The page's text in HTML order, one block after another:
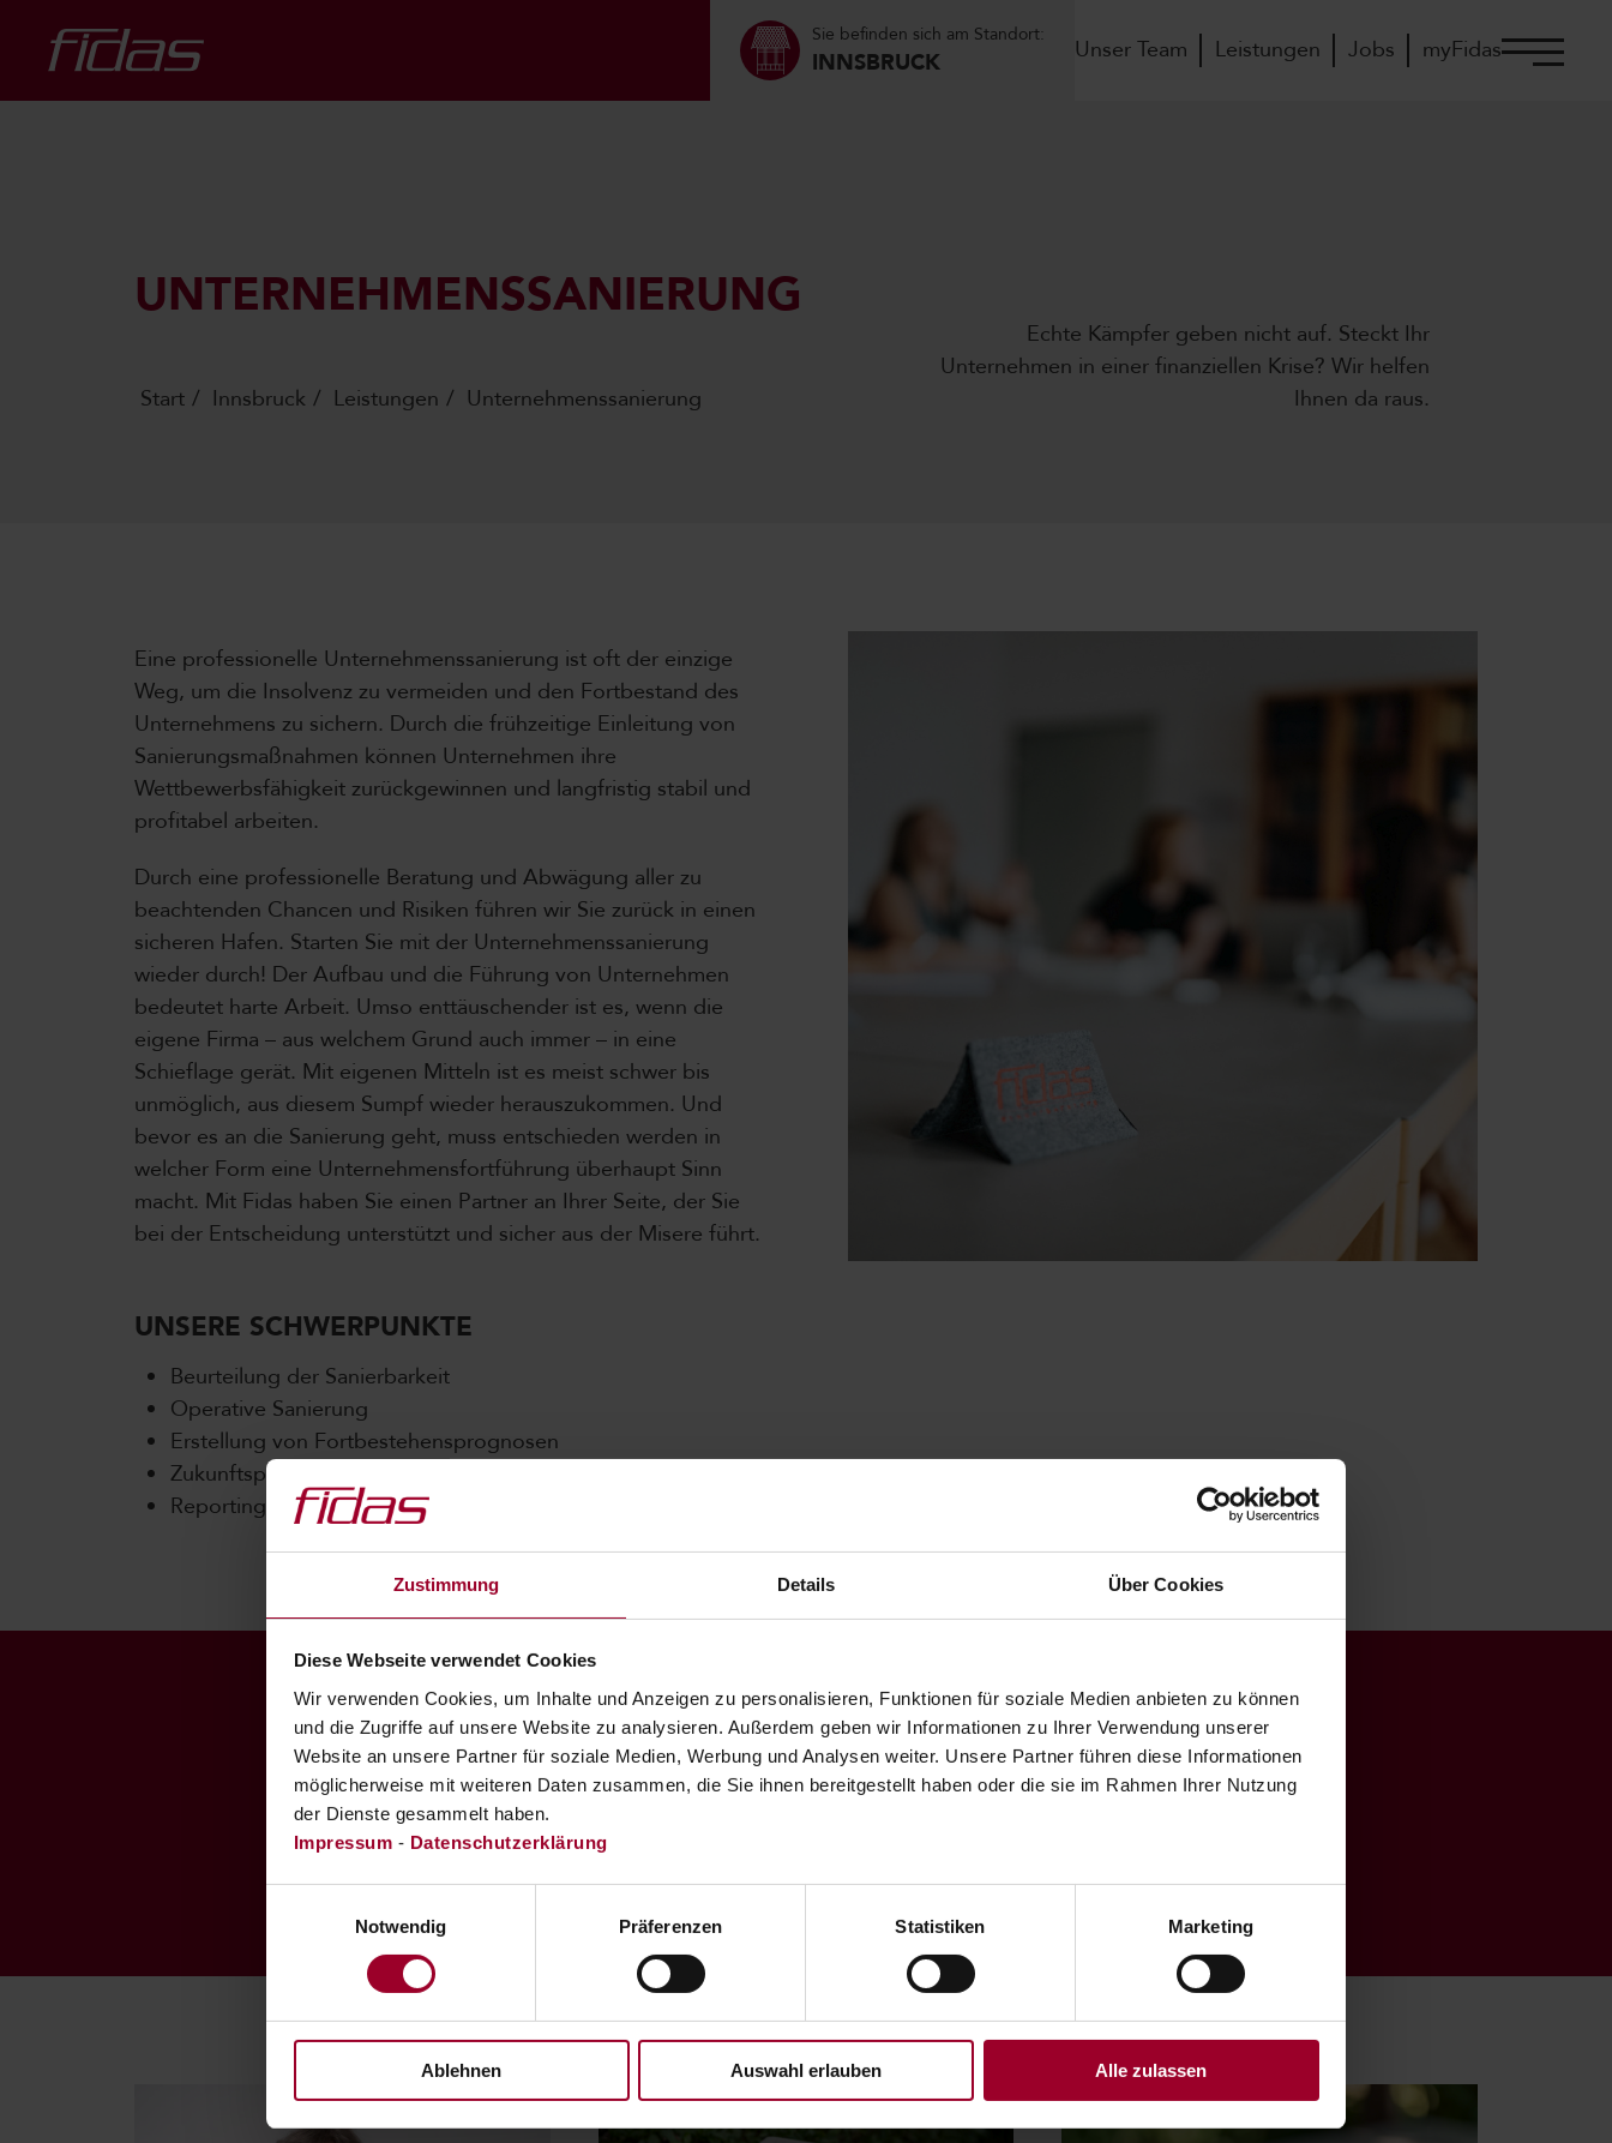
Zustimmung Details Über Cookies
Diese Webseite verwendet Cookies
Wir verwenden Cookies, um Inhalte und Anzeigen zu personalisieren, Funktionen für soziale Medien anbieten zu können
und die Zugriffe auf unsere Website zu analysieren. Außerdem geben wir Informationen zu Ihrer Verwendung unserer
Website an unsere Partner für soziale Medien, Werbung und Analysen weiter. Unsere Partner führen diese Informationen
möglicherweise mit weiteren Daten zusammen, die Sie ihnen bereitgestellt haben oder die sie im Rahmen Ihrer Nutzung
der Dienste gesammelt haben.
Impressum - Datenschutzerklärung
Notwendig
Präferenzen Statistiken Marketing
Ablehnen Auswahl erlauben Alle zulassen
Sie befinden sich am Standort:
INNSBRUCK Unser Team Leistungen Jobs myFidas
UNTERNEHMENSSANIERUNG
Start Innsbruck Leistungen Unternehmenssanierung
Echte Kämpfer geben nicht auf. Steckt Ihr
Unternehmen in einer finanziellen Krise? Wir helfen
Ihnen da raus.
Eine professionelle Unternehmenssanierung ist oft der einzige
Weg, um die Insolvenz zu vermeiden und den Fortbestand des
Unternehmens zu sichern. Durch die frühzeitige Einleitung von
Sanierungsmaßnahmen können Unternehmen ihre
Wettbewerbsfähigkeit zurückgewinnen und langfristig stabil und
profitabel arbeiten.
Durch eine professionelle Beratung und Abwägung aller zu
beachtenden Chancen und Risiken führen wir Sie zurück in einen
sicheren Hafen. Starten Sie mit der Unternehmenssanierung
wieder durch! Der Aufbau und die Führung von Unternehmen
bedeutet harte Arbeit. Umso enttäuschender ist es, wenn die
eigene Firma – aus welchem Grund auch immer – in eine
Schieflage gerät. Mit eigenen Mitteln ist es meist schwer bis
unmöglich, aus diesem Sumpf wieder herauszukommen. Und
bevor es an die Sanierung geht, muss entschieden werden in
welcher Form eine Unternehmensfortführung überhaupt Sinn
macht. Mit Fidas haben Sie einen Partner an Ihrer Seite, der Sie
bei der Entscheidung unterstützt und sicher aus der Misere führt.
UNSERE SCHWERPUNKTE
Beurteilung der Sanierbarkeit
Operative Sanierung
Erstellung von Fortbestehensprognosen
Zukunftsprognosen und Planungsrechnungen
Reporting an Gläubiger
Man kann den Wind nicht ändern, aber
die Segel anders setzen.